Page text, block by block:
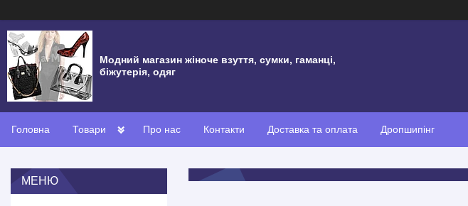
Модний магазин жіноче взуття, сумки, гаманці,
біжутерія, одяг
Головна Товари Про нас Контакти Доставка та оплата Дропшипінг